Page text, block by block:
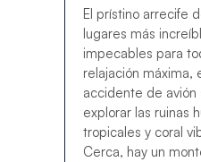
El prístino arrecife
lugares más
impecables para
relajación máxima,
accidente de avión
explorar las ruinas
tropicales y coral
Cerca, hay un